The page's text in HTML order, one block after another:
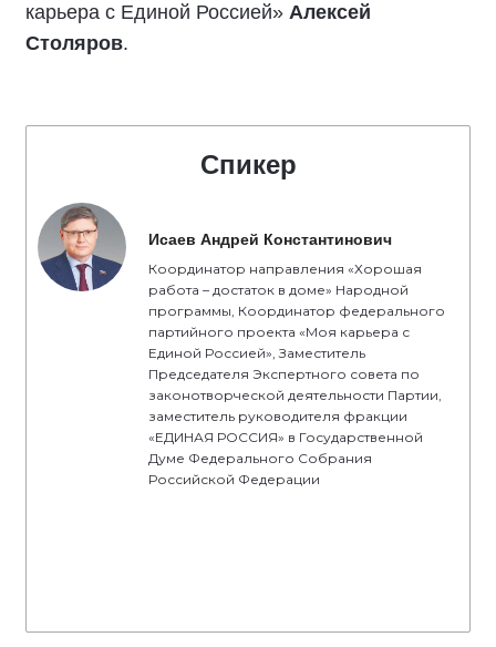
карьера с Единой Россией» Алексей
Столяров.
Спикер
Исаев Андрей Константинович
Координатор направления «Хорошая
работа – достаток в доме» Народной
программы, Координатор федерального
партийного проекта «Моя карьера с
Единой Россией», Заместитель
Председателя Экспертного совета по
законотворческой деятельности Партии,
заместитель руководителя фракции
«ЕДИНАЯ РОССИЯ» в Государственной
Думе Федерального Собрания
Российской Федерации